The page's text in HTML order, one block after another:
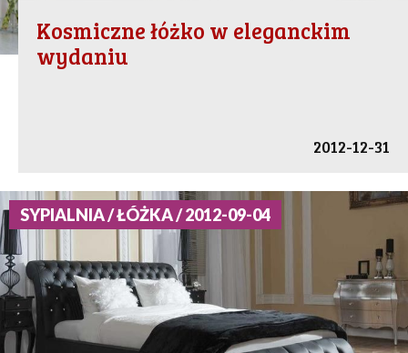
Kosmiczne łóżko w eleganckim
wydaniu
2012-12-31
SYPIALNIA / ŁÓŻKA / 2012-09-04